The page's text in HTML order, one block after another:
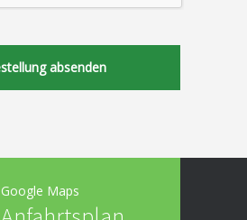
Google Maps